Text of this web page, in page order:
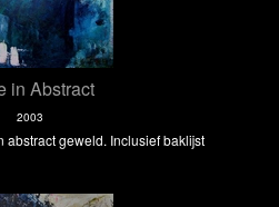
in Abstract
2003
abstract geweld. Inclusief baklijst